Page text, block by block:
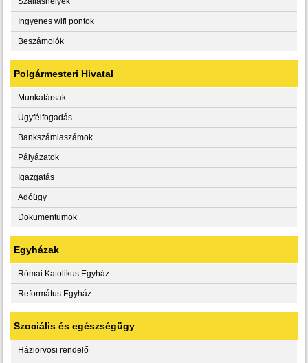
Ingyenes wifi pontok
Beszámolók
Polgármesteri Hivatal
Munkatársak
Ügyfélfogadás
Bankszámlaszámok
Pályázatok
Igazgatás
Adóügy
Dokumentumok
Egyházak
Római Katolikus Egyház
Református Egyház
Szociális és egészségügy
Háziorvosi rendelő